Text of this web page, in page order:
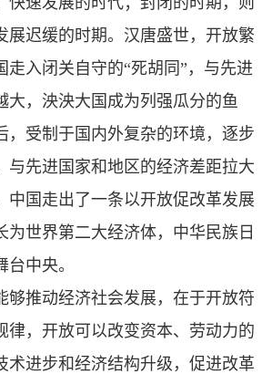
展迟缓的时期。汉唐盛世，开放繁
走入闭关自守的“死胡同”，与先进
大，泱泱大国成为列强瓜分的鱼
，受制于国内外复杂的环境，逐步
与先进国家和地区的经济差距拉大
中国走出了一条以开放促改革发展
为世界第二大经济体，中华民族日
中央。
够推动经济社会发展，在于开放符
律，开放可以改变资本、劳动力的
术进步和经济结构升级，促进改革